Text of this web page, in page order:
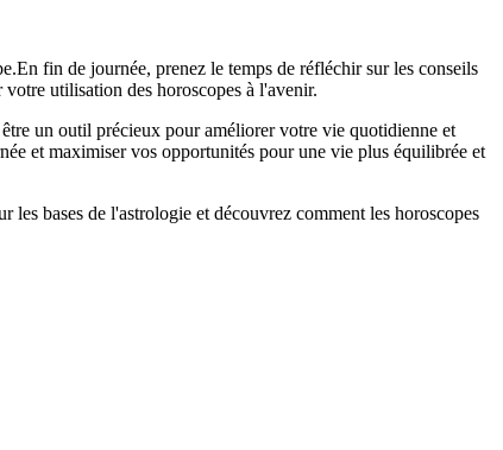
En fin de journée, prenez le temps de réfléchir sur les conseils
utilisation des horoscopes à l'avenir.
un outil précieux pour améliorer votre vie quotidienne et
et maximiser vos opportunités pour une vie plus équilibrée et
bases de l'astrologie et découvrez comment les horoscopes